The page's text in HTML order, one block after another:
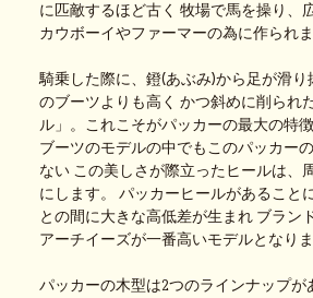
に匹敵するほど古く 牧場で馬を操り、
カウボーイやファーマーの為に作られま
騎乗した際に、鐙(あぶみ)から足が滑り
のブーツよりも高く かつ斜めに削られ
ル」。これこそがパッカーの最大の特
ブーツのモデルの中でもこのパッカー
ない この美しさが際立ったヒールは、
にします。 パッカーヒールがあること
との間に大きな高低差が生まれ ブラン
アーチイーズが一番高いモデルとなりま
パッカーの木型は2つのラインナップが